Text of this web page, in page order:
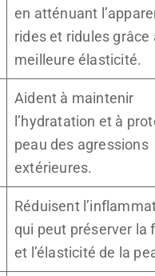
en atténuant
rides et ridules grâce
meilleure élasticité.
Aident à maintenir
l’hydratation et à
peau des agressions
extérieures.
Réduisent
qui peut préserver la
et l’élasticité de la